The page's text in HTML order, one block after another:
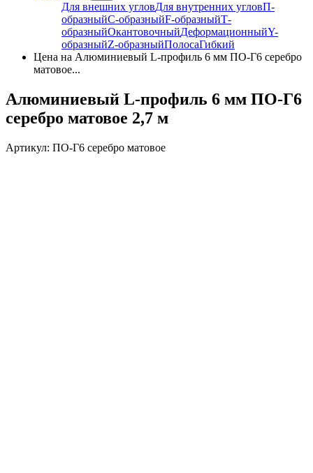
Для внешних угловДля внутренних угловП-
образныйС-образныйF-образныйТ-
образныйОкантовочныйДеформационныйY-
образныйZ-образныйПолосаГибкий
Цена на Алюминиевый L-профиль 6 мм ПО-Г6 серебро
матовое...
Алюминиевый L-профиль 6 мм ПО-Г6
серебро матовое 2,7 м
Артикул: ПО-Г6 серебро матовое